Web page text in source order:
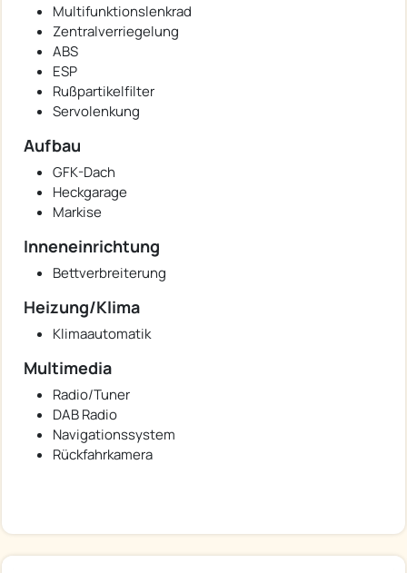
Multifunktionslenkrad
Zentralverriegelung
ABS
ESP
Rußpartikelfilter
Servolenkung
Aufbau
GFK-Dach
Heckgarage
Markise
Inneneinrichtung
Bettverbreiterung
Heizung/Klima
Klimaautomatik
Multimedia
Radio/Tuner
DAB Radio
Navigationssystem
Rückfahrkamera